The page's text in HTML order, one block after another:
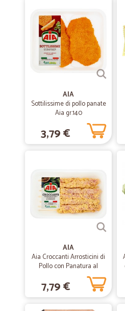
—Giuseppe P.
Servizio puntuale e corretto
Servizio puntuale e corretto. Prezzi
servizio offerto. Il costo del
—Stefano Q.
Spedizione velocissima ed
Spedizione velocissima ed accurata,
sabato, ricevuto il tutto il martedì
—Giancarlo C.
Prima volta positivissima
Velocita di consegna e di spedizione
Ottimo rapporto qualità prezzo
Ottimo rapporto qualità prezzo,
AIA
Sottilissime di pollo panate
Aia gr.140
3,79 €
AIA
Aia Croccanti Arrosticini di
Pollo con Panatura al
Rosmarino 0,300 kg
7,79 €